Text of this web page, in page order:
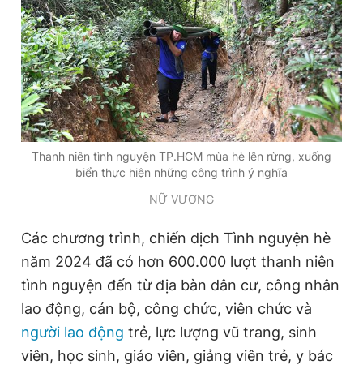
Theo dõi báo trên
Hotline
0906 645 777
Liên hệ quảng cáo
0908 780 404
Đặt báo Quảng cáo RSS Tòa soạn Chính sách bảo
Tổng biên tập: Nguyễn Ngọc Toàn
Phó tổng biên tập: Lâm Hiếu Dũng
Tổng thư ký tòa soạn: Đức Trung
Giấy phép xuất bản số 110/GP - BTTTT cấp ngày 24.3.2020
chép dưới mọi hình thức nếu không có sự chấp thuận bằng văn
bản. Phát triển bởi ePi Technologies, JSC.
Thanh niên tình nguyện TP.HCM mùa hè lên rừng, xuống
biển thực hiện những công trình ý nghĩa
NỮ VƯƠNG
Các chương trình, chiến dịch Tình nguyện hè
năm 2024 đã có hơn 600.000 lượt thanh niên
tình nguyện đến từ địa bàn dân cư, công nhân
lao động, cán bộ, công chức, viên chức và
người lao động trẻ, lực lượng vũ trang, sinh
viên, học sinh, giáo viên, giảng viên trẻ, y bác